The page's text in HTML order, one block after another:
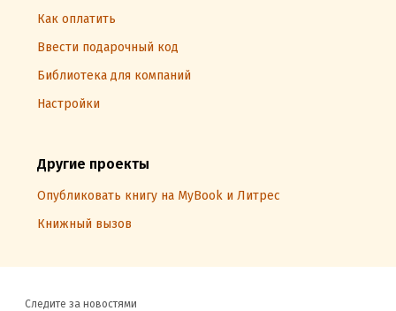
Как оплатить
Ввести подарочный код
Библиотека для компаний
Настройки
Другие проекты
Опубликовать книгу на MyBook и Литрес
Книжный вызов
Следите за новостями